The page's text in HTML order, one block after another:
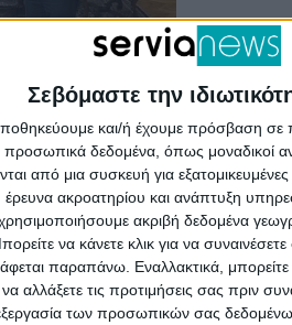
Σεβόμαστε την
και/ή έχουμε πρόσβαση
προσωπικά δεδομένα, όπως μοναδικοί
από μια συσκευή για εξατομικευμένες
έρευνα ακροατηρίου και ανάπτυξη
ακριβή δεδομένα
να κάνετε κλικ για να συναινέσετε
παραπάνω. Εναλλακτικά,
αλλάξετε τις προτιμήσεις σας πριν
των προσωπικών σας δεδομένων
– Θράκης ο